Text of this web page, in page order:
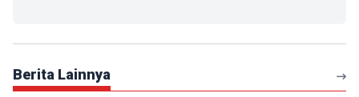
Berita Lainnya